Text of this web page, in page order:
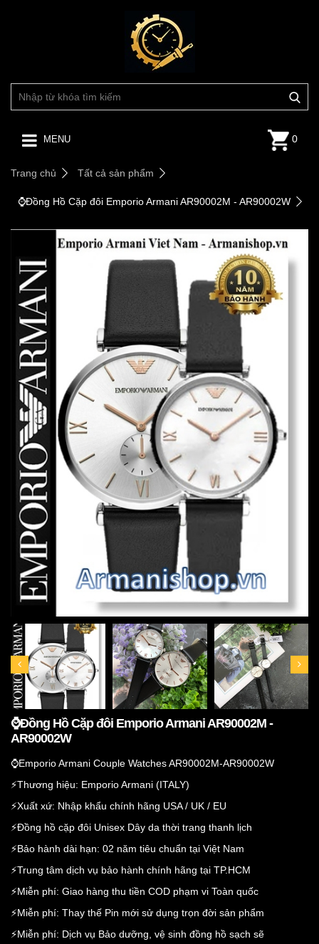
MENU 0
Trang chủ Tất cả sản phẩm
⌚️Đồng Hồ Cặp đôi Emporio Armani AR90002M - AR90002W
⌚️Đồng Hồ Cặp đôi Emporio Armani AR90002M -
AR90002W
⌚️Emporio Armani Couple Watches AR90002M-AR90002W
⚡️Thương hiệu: Emporio Armani (ITALY)
⚡️Xuất xứ: Nhập khẩu chính hãng USA / UK / EU
⚡️Đồng hồ cặp đôi Unisex Dây da thời trang thanh lịch
⚡️Bảo hành dài hạn: 02 năm tiêu chuẩn tại Việt Nam
⚡️Trung tâm dịch vụ bảo hành chính hãng tại TP.HCM
⚡️Miễn phí: Giao hàng thu tiền COD phạm vi Toàn quốc
⚡️Miễn phí: Thay thế Pin mới sử dụng trọn đời sản phẩm
⚡️Miễn phí: Dịch vụ Bảo dưỡng, vệ sinh đồng hồ sạch sẽ